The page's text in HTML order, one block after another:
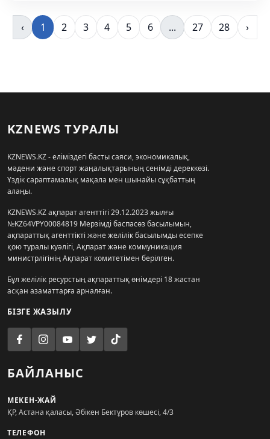
‹ 1 2 3 4 5 6 ... 27 28 ›
KZNEWS ТУРАЛЫ
KZNEWS.KZ - еліміздегі басты саяси, экономикалық,
мәдени және спорт жаңалықтарының сенімді дереккөзі.
Үздік сараптамалық мақала мен шынайы сұқбаттың
алаңы.
KZNEWS.KZ ақпарат агенттігі 29.12.2023 жылғы
№KZ64VPY00084819 Мерзімді баспасөз басылымын,
ақпараттық агенттікті және желілік басылымды есепке
қою туралы куәлігі, Ақпарат және коммуникация
министрлігінің Ақпарат комитетімен берілген.
Бұл желілік ресурстың ақпараттық өнімдері 18 жастан
асқан азаматтарға арналған.
БІЗГЕ ЖАЗЫЛУ
БАЙЛАНЫС
МЕКЕН-ЖАЙ
ҚР, Астана қаласы, Әбікен Бектұров көшесі, 4/3
ТЕЛЕФОН